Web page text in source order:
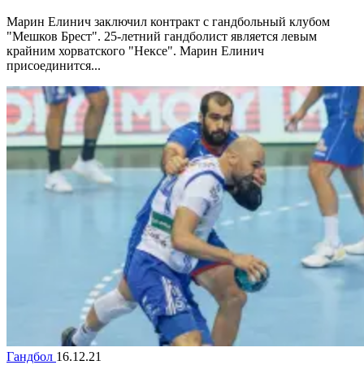
Марин Елинич заключил контракт с гандбольный клубом
"Мешков Брест". 25-летний гандболист является левым
крайним хорватского "Нексе". Марин Елинич
присоединится...
Гандбол 16.12.21